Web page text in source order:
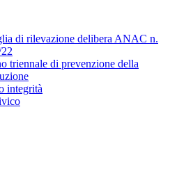
di rilevazione delibera ANAC n.
triennale di prevenzione della
integrità